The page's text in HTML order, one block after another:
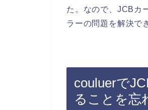
た。なので、JCBカ
ラーの問題を解決で
couluerで
ることを忘